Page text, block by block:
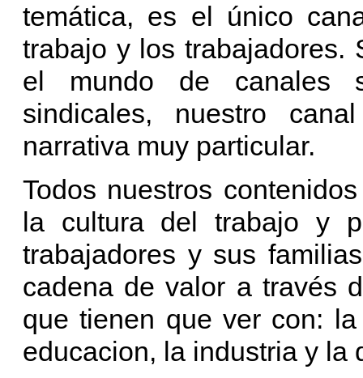
temática, es el único
trabajo y los trabajadores.
el mundo de canales
sindicales, nuestro
narrativa muy particular.
Todos nuestros
la cultura del trabajo y
trabajadores y sus
cadena de valor a través
que tienen que ver con:
educacion, la industria y la